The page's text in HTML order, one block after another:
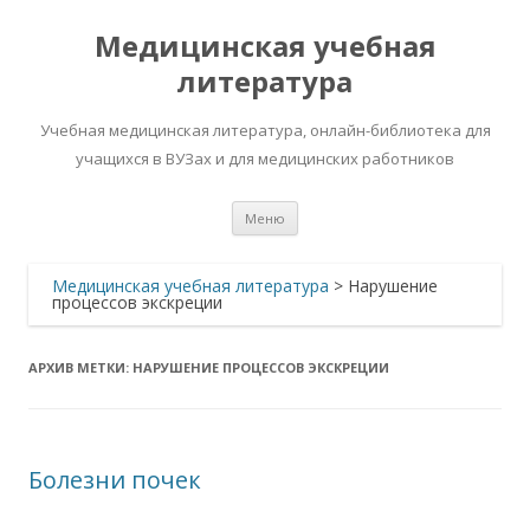
Медицинская учебная
литература
Учебная медицинская литература, онлайн-библиотека для
учащихся в ВУЗах и для медицинских работников
Меню
Медицинская учебная литература > Нарушение
процессов экскреции
АРХИВ МЕТКИ: НАРУШЕНИЕ ПРОЦЕССОВ ЭКСКРЕЦИИ
Болезни почек